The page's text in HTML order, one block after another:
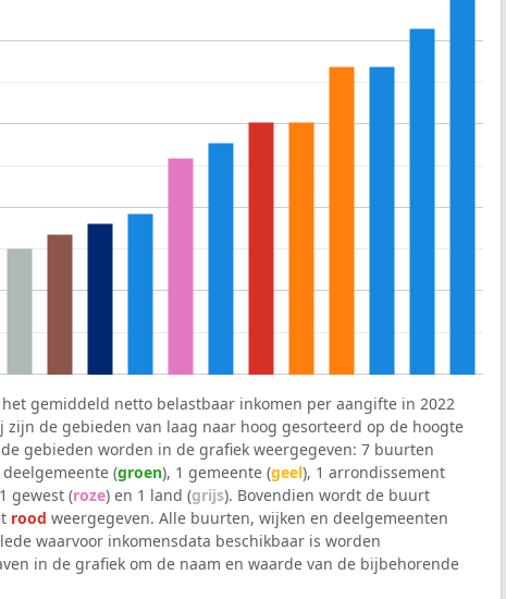
gemiddeld netto belastbaar inkomen per aangifte in 2022
de gebieden van laag naar hoog gesorteerd op de hoogte
gebieden worden in de grafiek weergegeven: 7 buurten
deelgemeente (groen), 1 gemeente (geel), 1 arrondissement
gewest (roze) en 1 land (grijs). Bovendien wordt de buurt
rood weergegeven. Alle buurten, wijken en deelgemeenten
waarvoor inkomensdata beschikbaar is worden
in de grafiek om de naam en waarde van de bijbehorende